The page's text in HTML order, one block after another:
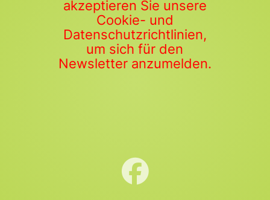
akzeptieren Sie unsere
Cookie- und
Datenschutzrichtlinien,
um sich für den
Newsletter anzumelden.